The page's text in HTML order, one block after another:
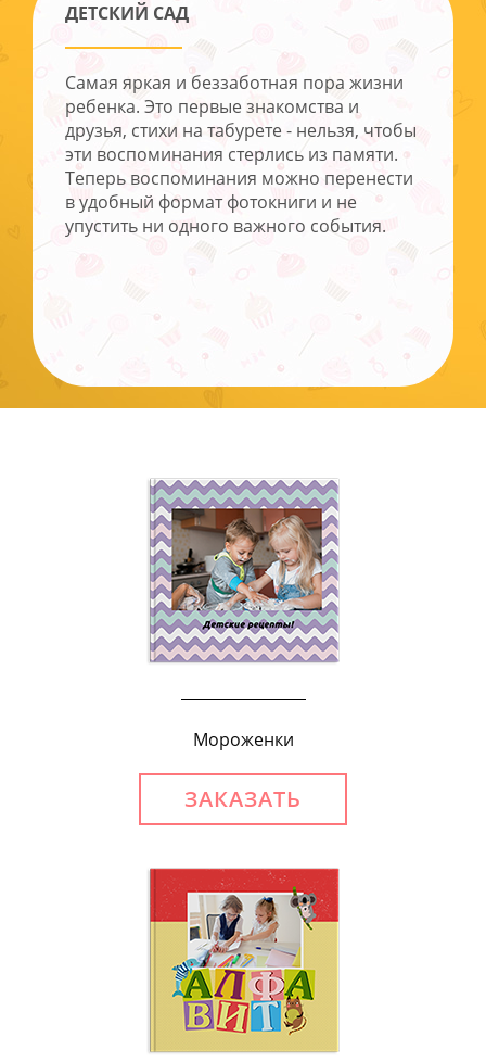
ДЕТСКИЙ САД
Самая яркая и беззаботная пора жизни
ребенка. Это первые знакомства и
друзья, стихи на табурете - нельзя, чтобы
эти воспоминания стерлись из памяти.
Теперь воспоминания можно перенести
в удобный формат фотокниги и не
упустить ни одного важного события.
Мороженки
ЗАКАЗАТЬ